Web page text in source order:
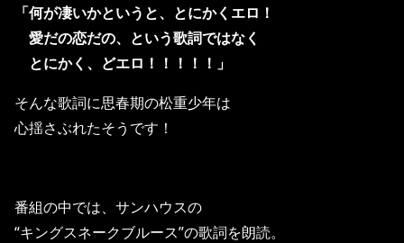
「何が凄いかというと、とにかくエロ！
愛だの恋だの、という歌詞ではなく
とにかく、どエロ！！！！！」
そんな歌詞に思春期の松重少年は
心揺さぶれたそうです！
番組の中では、サンハウスの
“キングスネークブルース”の歌詞を朗読。